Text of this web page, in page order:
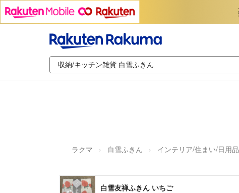
ラクマ 白雪ふきん インテリア/住まい/日用品
白雪友禅ふきん いちご